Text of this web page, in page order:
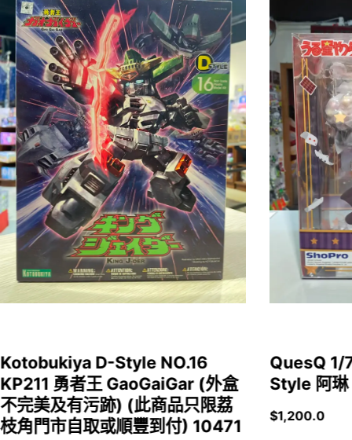
Kotobukiya D-Style NO.16
KP211 勇者王 GaoGaiGar (外盒
不完美及有污跡) (此商品只限荔
枝角門市自取或順豐到付) 10471
QuesQ 1/
Style 阿
$1,200.0